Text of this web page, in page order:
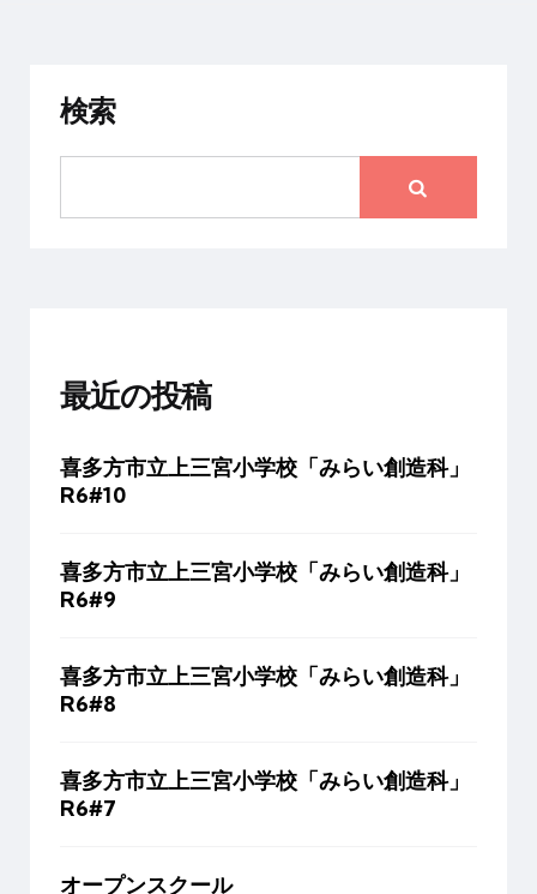
検索
最近の投稿
喜多方市立上三宮小学校「みらい創造科」
R6#10
喜多方市立上三宮小学校「みらい創造科」
R6#9
喜多方市立上三宮小学校「みらい創造科」
R6#8
喜多方市立上三宮小学校「みらい創造科」
R6#7
オープンスクール